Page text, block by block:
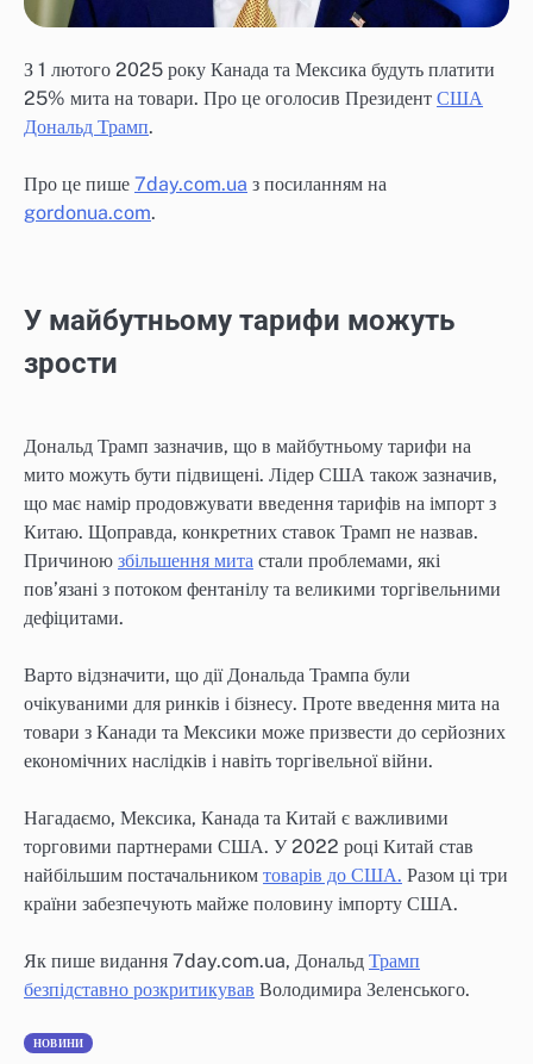
З 1 лютого 2025 року Канада та Мексика будуть платити
25% мита на товари. Про це оголосив Президент США
Дональд Трамп.
Про це пише 7day.com.ua з посиланням на
gordonua.com.
У майбутньому тарифи можуть
зрости
Дональд Трамп зазначив, що в майбутньому тарифи на
мито можуть бути підвищені. Лідер США також зазначив,
що має намір продовжувати введення тарифів на імпорт з
Китаю. Щоправда, конкретних ставок Трамп не назвав.
Причиною збільшення мита стали проблемами, які
пов’язані з потоком фентанілу та великими торгівельними
дефіцитами.
Варто відзначити, що дії Дональда Трампа були
очікуваними для ринків і бізнесу. Проте введення мита на
товари з Канади та Мексики може призвести до серйозних
економічних наслідків і навіть торгівельної війни.
Нагадаємо, Мексика, Канада та Китай є важливими
торговими партнерами США. У 2022 році Китай став
найбільшим постачальником товарів до США. Разом ці три
країни забезпечують майже половину імпорту США.
Як пише видання 7day.com.ua, Дональд Трамп
безпідставно розкритикував Володимира Зеленського.
НОВИНИ